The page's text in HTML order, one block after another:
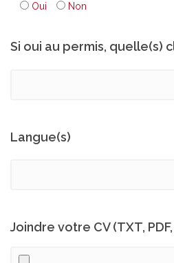
Oui Non
Si oui au permis, quelle(s)
Langue(s)
Joindre votre CV (TXT,